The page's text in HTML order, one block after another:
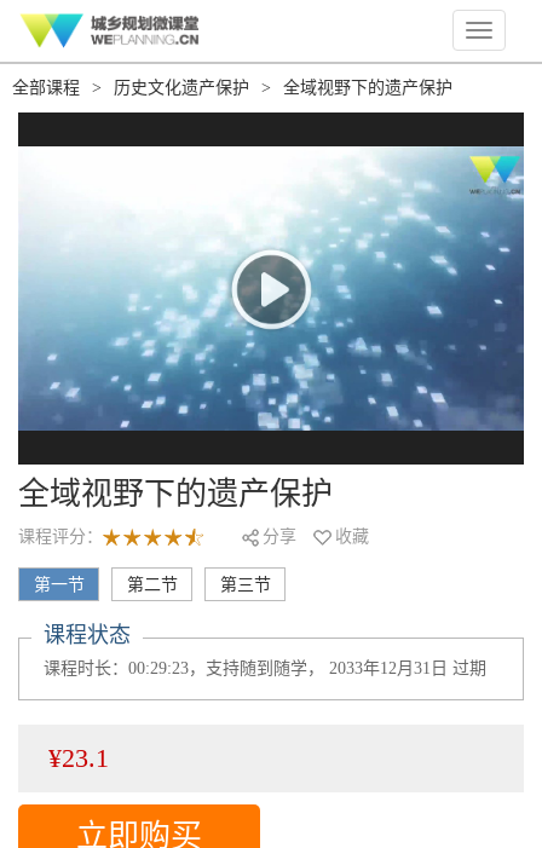
Toggle
全部课程
> 历史文化遗产保护 > 全域视野下的遗产保护
全域视野下的遗产保护
课程评分： 分享 收藏
第一节 第二节 第三节
课程状态
课程时长：00:29:23，支持随到随学， 2033年12月31日 过期
¥23.1
立即购买